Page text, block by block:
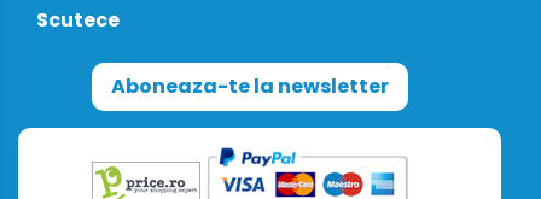
Scutece
Aboneaza-te la newsletter